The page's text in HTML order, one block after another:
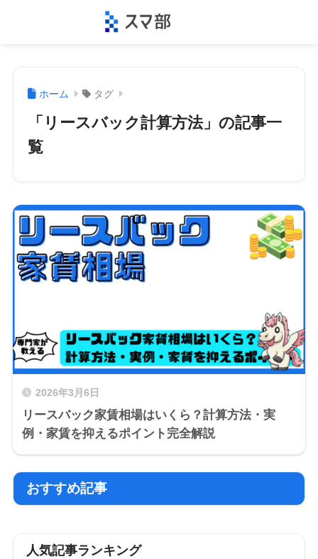
ホーム タグ
「リースバック計算方法」の記事一
覧
2026年3月6日
リースバック家賃相場はいくら？計算方法・実
例・家賃を抑えるポイント完全解説
おすすめ記事
人気記事ランキング